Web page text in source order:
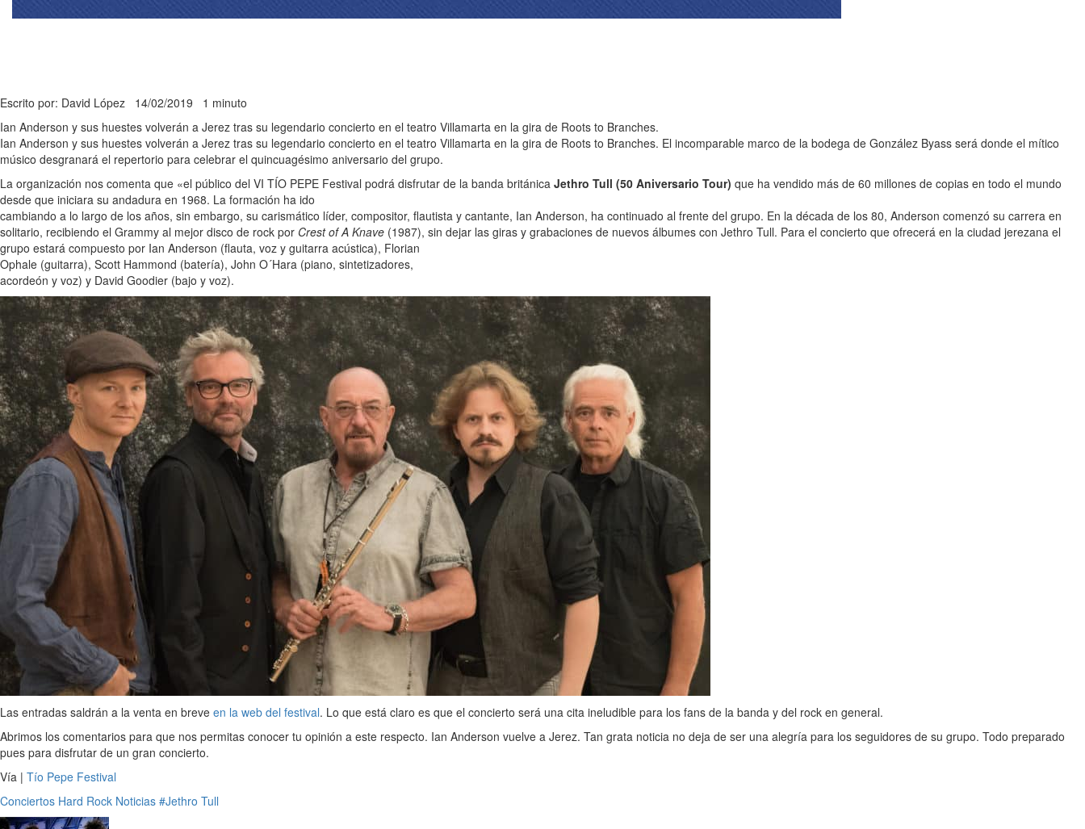
Escrito por: David López 14/02/2019 1 minuto
Ian Anderson y sus huestes volverán a Jerez tras su legendario concierto en el teatro Villamarta en la gira de Roots to Branches.
Ian Anderson y sus huestes volverán a Jerez tras su legendario concierto en el teatro Villamarta en la gira de Roots to Branches. El incomparable marco de la bodega de González Byass será donde el mítico
músico desgranará el repertorio para celebrar el quincuagésimo aniversario del grupo.
La organización nos comenta que «el público del VI TÍO PEPE Festival podrá disfrutar de la banda británica Jethro Tull (50 Aniversario Tour) que ha vendido más de 60 millones de copias en todo el mundo
desde que iniciara su andadura en 1968. La formación ha ido
cambiando a lo largo de los años, sin embargo, su carismático líder, compositor, flautista y cantante, Ian Anderson, ha continuado al frente del grupo. En la década de los 80, Anderson comenzó su carrera en
solitario, recibiendo el Grammy al mejor disco de rock por Crest of A Knave (1987), sin dejar las giras y grabaciones de nuevos álbumes con Jethro Tull. Para el concierto que ofrecerá en la ciudad jerezana el
grupo estará compuesto por Ian Anderson (flauta, voz y guitarra acústica), Florian
Ophale (guitarra), Scott Hammond (batería), John O´Hara (piano, sintetizadores,
acordeón y voz) y David Goodier (bajo y voz).
Las entradas saldrán a la venta en breve en la web del festival. Lo que está claro es que el concierto será una cita ineludible para los fans de la banda y del rock en general.
Abrimos los comentarios para que nos permitas conocer tu opinión a este respecto. Ian Anderson vuelve a Jerez. Tan grata noticia no deja de ser una alegría para los seguidores de su grupo. Todo preparado
pues para disfrutar de un gran concierto.
Vía | Tío Pepe Festival
Conciertos Hard Rock Noticias #Jethro Tull